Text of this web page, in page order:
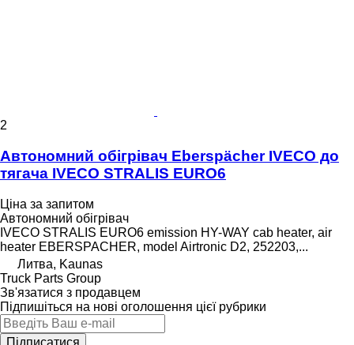
2
Автономний обігрівач Eberspächer IVECO до
тягача IVECO STRALIS EURO6
Ціна за запитом
Автономний обігрівач
IVECO STRALIS EURO6 emission HY-WAY cab heater, air
heater EBERSPACHER, model Airtronic D2, 252203,...
Литва, Kaunas
Truck Parts Group
Зв'язатися з продавцем
Підпишіться на нові оголошення цієї рубрики
Підписатися